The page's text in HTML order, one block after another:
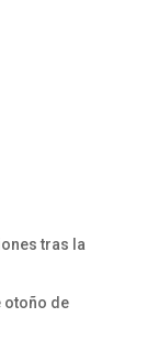
tras la
otoño de